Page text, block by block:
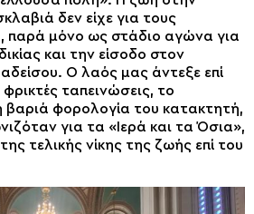
δεν είχε για τους
παρά μόνο ως στάδιο αγώνα για
και την είσοδο στον
Ο λαός μας άντεξε επί
ταπεινώσεις, το
βαριά φορολογία του κατακτητή,
για τα «Ιερά και τα Όσια»,
τελικής νίκης της ζωής επί του